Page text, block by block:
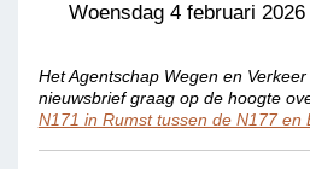
Woensdag 4 februari 2026
Het Agentschap Wegen en
nieuwsbrief graag op de hoogte
N171 in Rumst tussen de N177 en